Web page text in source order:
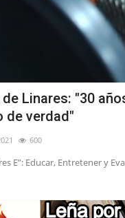
Linares: "30
de verdad"
600
E”: Educar, Entretener y